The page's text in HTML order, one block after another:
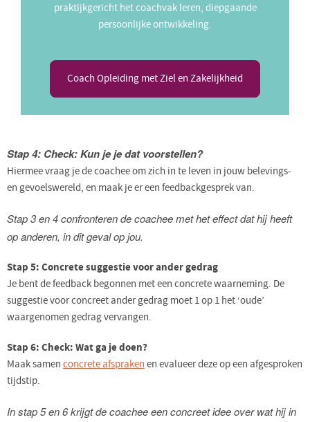
praktijkgericht het coachvak leren, diepgaande
persoonlijke ontwikkeling.
Coach Opleiding met Ziel en Zakelijkheid
Stap 4: Check: Kun je je dat voorstellen?
Hiermee vraag je de coachee om zich in te leven in jouw belevings-
en gevoelswereld, en maak je er een feedbackgesprek van.
Stap 3 en 4 confronteren de coachee met het effect dat hij heeft
op anderen, in dit geval op jou.
Stap 5: Concrete suggestie voor ander gedrag
Je bent de feedback begonnen met een concrete waarneming. De
suggestie voor concreet ander gedrag moet 1 op 1 het ‘oude’
waargenomen gedrag vervangen.
Stap 6: Check: Wat ga je doen?
Maak samen concrete afspraken en evalueer deze op een afgesproken
tijdstip.
In stap 5 en 6 krijgt de coachee een concreet idee over wat hij in